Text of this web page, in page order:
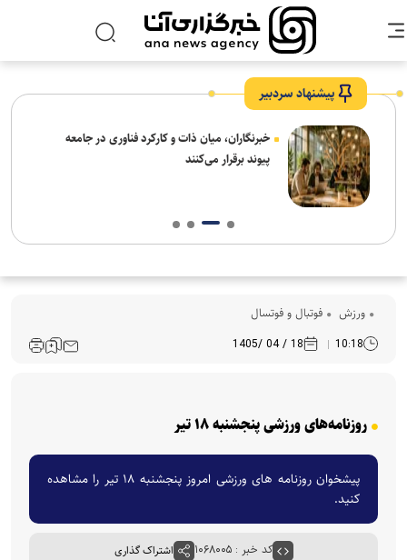
پیشنهاد سردبیر
خبرنگاران، میان ذات و کارکرد فناوری در جامعه
پیوند برقرار می‌کنند
ورزش فوتبال و فوتسال
10:18
18 / 04 /1405
روزنامه‌های ورزشی پنجشنبه ۱۸ تیر
پیشخوان روزنامه های ورزشی امروز پنجشنبه ۱۸ تیر را مشاهده
کنید.
کد خبر : ۱۰۶۸۰۰۵ اشتراک گذاری